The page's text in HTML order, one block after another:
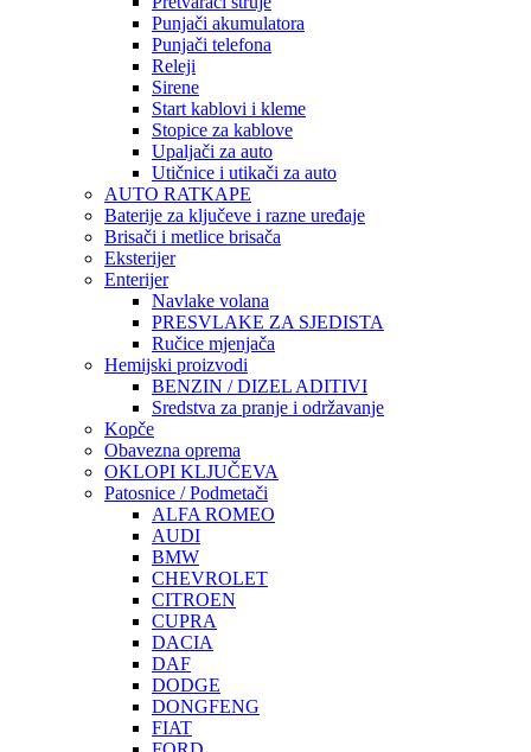
Punjači akumulatora
Punjači telefona
Releji
Sirene
Start kablovi i kleme
Stopice za kablove
Upaljači za auto
Utičnice i utikači za auto
AUTO RATKAPE
Baterije za ključeve i razne uređaje
Brisači i metlice brisača
Eksterijer
Enterijer
Navlake volana
PRESVLAKE ZA SJEDISTA
Ručice mjenjača
Hemijski proizvodi
BENZIN / DIZEL ADITIVI
Sredstva za pranje i održavanje
Kopče
Obavezna oprema
OKLOPI KLJUČEVA
Patosnice / Podmetači
ALFA ROMEO
AUDI
BMW
CHEVROLET
CITROEN
CUPRA
DACIA
DAF
DODGE
DONGFENG
FIAT